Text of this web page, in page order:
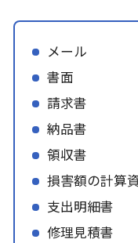
メール
書面
請求書
納品書
領収書
損害額の計算
支出明細書
修理見積書